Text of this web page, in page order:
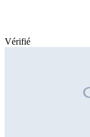
Vérifié